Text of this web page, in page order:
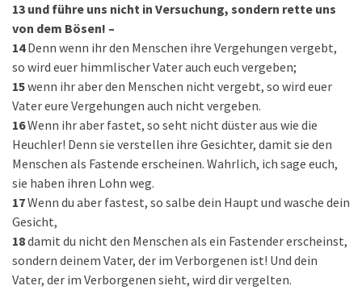
13 und führe uns nicht in Versuchung, sondern rette uns
von dem Bösen! –
14 Denn wenn ihr den Menschen ihre Vergehungen vergebt,
so wird euer himmlischer Vater auch euch vergeben;
15wenn ihr aber den Menschen nicht vergebt, so wird euer
Vater eure Vergehungen auch nicht vergeben.
16Wenn ihr aber fastet, so seht nicht düster aus wie die
Heuchler! Denn sie verstellen ihre Gesichter, damit sie den
Menschen als Fastende erscheinen. Wahrlich, ich sage euch,
sie haben ihren Lohn weg.
17Wenn du aber fastest, so salbe dein Haupt und wasche dein
Gesicht,
18damit du nicht den Menschen als ein Fastender erscheinst,
sondern deinem Vater, der im Verborgenen ist! Und dein
Vater, der im Verborgenen sieht, wird dir vergelten.